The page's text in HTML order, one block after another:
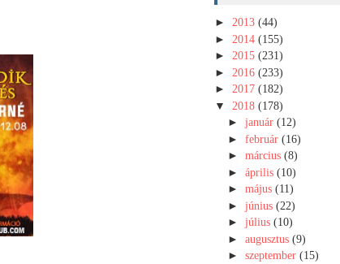
► 2013 (44)
► 2014 (155)
► 2015 (231)
► 2016 (233)
► 2017 (182)
▼ 2018 (178)
►január(12)
►február(16)
►március(8)
►április(10)
►május(11)
►június(22)
►július(10)
►augusztus(9)
►szeptember(15)